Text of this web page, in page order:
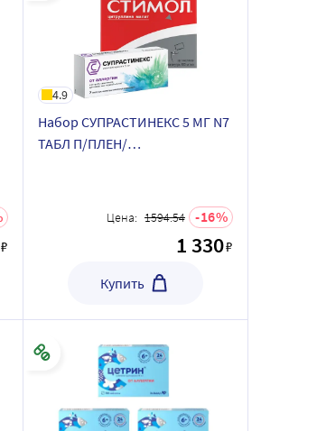
₽
4.9
Набор СУПРАСТИНЕКС 5 МГ N7
ТАБЛ П/ПЛЕН/
Цена: 1594.54 16
1 330₽
Купить